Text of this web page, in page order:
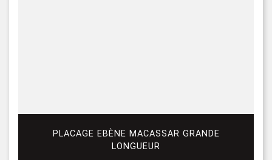
PLACAGE EBÈNE MACASSAR GRANDE
LONGUEUR